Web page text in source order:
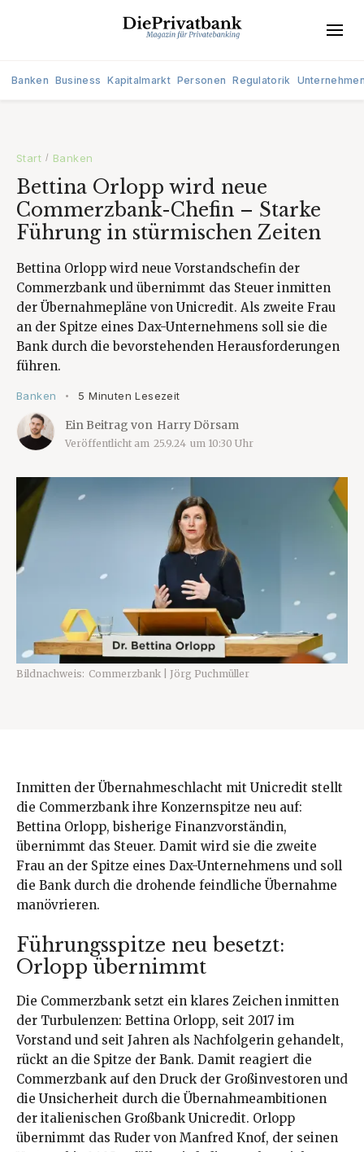
Banken Business Kapitalmarkt Personen Regulatorik
Start / Banken
Bettina Orlopp wird neue
Commerzbank-Chefin – Starke
Führung in stürmischen Zeiten
Bettina Orlopp wird neue Vorstandschefin der
Commerzbank und übernimmt das Steuer inmitten
der Übernahmepläne von Unicredit. Als zweite Frau
an der Spitze eines Dax-Unternehmens soll sie die
Bank durch die bevorstehenden Herausforderungen
führen.
Banken • 5 Minuten Lesezeit
Ein Beitrag von Harry Dörsam
Veröffentlicht am 25.9.24 um 10:30 Uhr
Bildnachweis: Commerzbank | Jörg Puchmüller
Inmitten der Übernahmeschlacht mit Unicredit stellt
die Commerzbank ihre Konzernspitze neu auf:
Bettina Orlopp, bisherige Finanzvorständin,
übernimmt das Steuer. Damit wird sie die zweite
Frau an der Spitze eines Dax-Unternehmens und soll
die Bank durch die drohende feindliche Übernahme
manövrieren.
Führungsspitze neu besetzt:
Orlopp übernimmt
Die Commerzbank setzt ein klares Zeichen inmitten
der Turbulenzen: Bettina Orlopp, seit 2017 im
Vorstand und seit Jahren als Nachfolgerin gehandelt,
rückt an die Spitze der Bank. Damit reagiert die
Commerzbank auf den Druck der Großinvestoren und
die Unsicherheit durch die Übernahmeambitionen
der italienischen Großbank Unicredit. Orlopp
übernimmt das Ruder von Manfred Knof, der seinen